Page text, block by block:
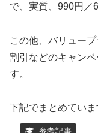
で、実質、990円／
この他、バリュー
割引などのキャン
す。
下記でまとめてい